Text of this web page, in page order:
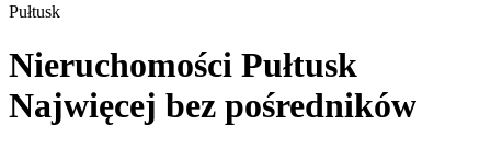
Pułtusk
Nieruchomości Pułtusk
Najwięcej bez pośredników